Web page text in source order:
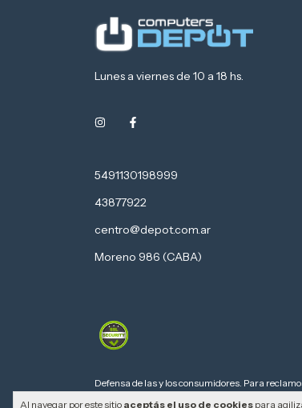
Al navegar por este sitio aceptás el uso de cookies para
Lunes a viernes de 10 a 18 hs.
5491130198999
43877922
centro@depot.com.ar
Moreno 986 (CABA)
Defensa de las y los consumidores. Para
Copyright